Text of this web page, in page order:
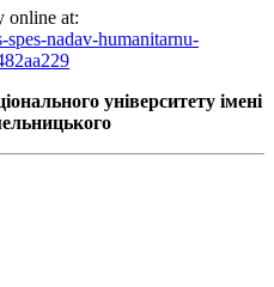
online at:
nadav-humanitarnu-
університету імені